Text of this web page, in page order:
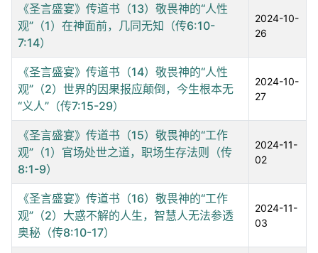
《圣言盛宴》传道书（13）敬畏神的“人性
观”（1）在神面前，几同无知（传6:10-
7:14）
2024-10-
26
《圣言盛宴》传道书（14）敬畏神的“人性
观”（2）世界的因果报应颠倒，今生根本无
“义人”（传7:15-29）
2024-10-
27
《圣言盛宴》传道书（15）敬畏神的“工作
观”（1）官场处世之道，职场生存法则（传
8:1-9）
2024-11-
02
《圣言盛宴》传道书（16）敬畏神的“工作
观”（2）大惑不解的人生，智慧人无法参透
奥秘（传8:10-17）
2024-11-
03